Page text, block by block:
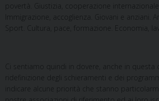
povertà. Giustizia, cooperazione
Immigrazione, accoglienza. Giovani e anziani.
Sport. Cultura, pace, formazione. Economia,
Ci sentiamo quindi in dovere, anche in questa
ridefinizione degli schieramenti e dei
indicare alcune priorità che stanno